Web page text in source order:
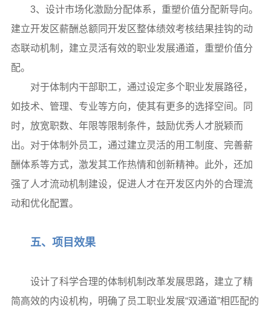
3、设计市场化激励分配体系，重塑价值分配新导向。
建立开发区薪酬总额同开发区整体绩效考核结果挂钩的动
态联动机制，建立灵活有效的职业发展通道，重塑价值分
配。
对于体制内干部职工，通过设定多个职业发展路径，
如技术、管理、专业等方向，使其有更多的选择空间。同
时，放宽职数、年限等限制条件，鼓励优秀人才脱颖而
出。对于体制外员工，通过建立灵活的用工制度、完善薪
酬体系等方式，激发其工作热情和创新精神。此外，还加
强了人才流动机制建设，促进人才在开发区内外的合理流
动和优化配置。
五、项目效果
设计了科学合理的体制机制改革发展思路，建立了精
简高效的内设机构，明确了员工职业发展“双通道”相匹配的